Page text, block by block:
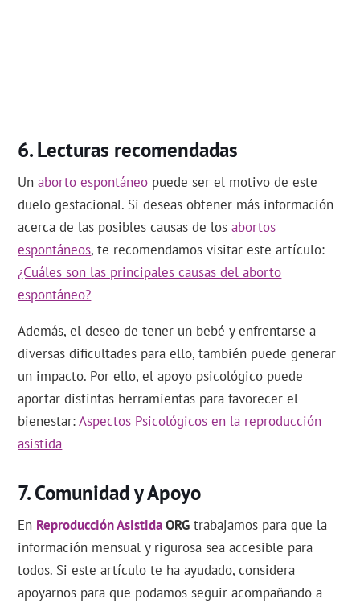
Lecturas recomendadas
Unaborto espontáneo puede ser el motivo de este
duelo gestacional. Si deseas obtener más información
acerca de las posibles causas de losabortos
espontáneos, te recomendamos visitar este artículo:
¿Cuáles son las principales causas del aborto
espontáneo?
Además, el deseo de tener un bebé y enfrentarse a
diversas dificultades para ello, también puede generar
un impacto. Por ello, el apoyo psicológico puede
aportar distintas herramientas para favorecer el
bienestar:Aspectos Psicológicos en la reproducción
asistida
Comunidad y Apoyo
En Reproducción AsistidaORG trabajamos para que la
información mensual y rigurosa sea accesible para
todos. Si este artículo te ha ayudado, considera
apoyarnos para que podamos seguir acompañando a